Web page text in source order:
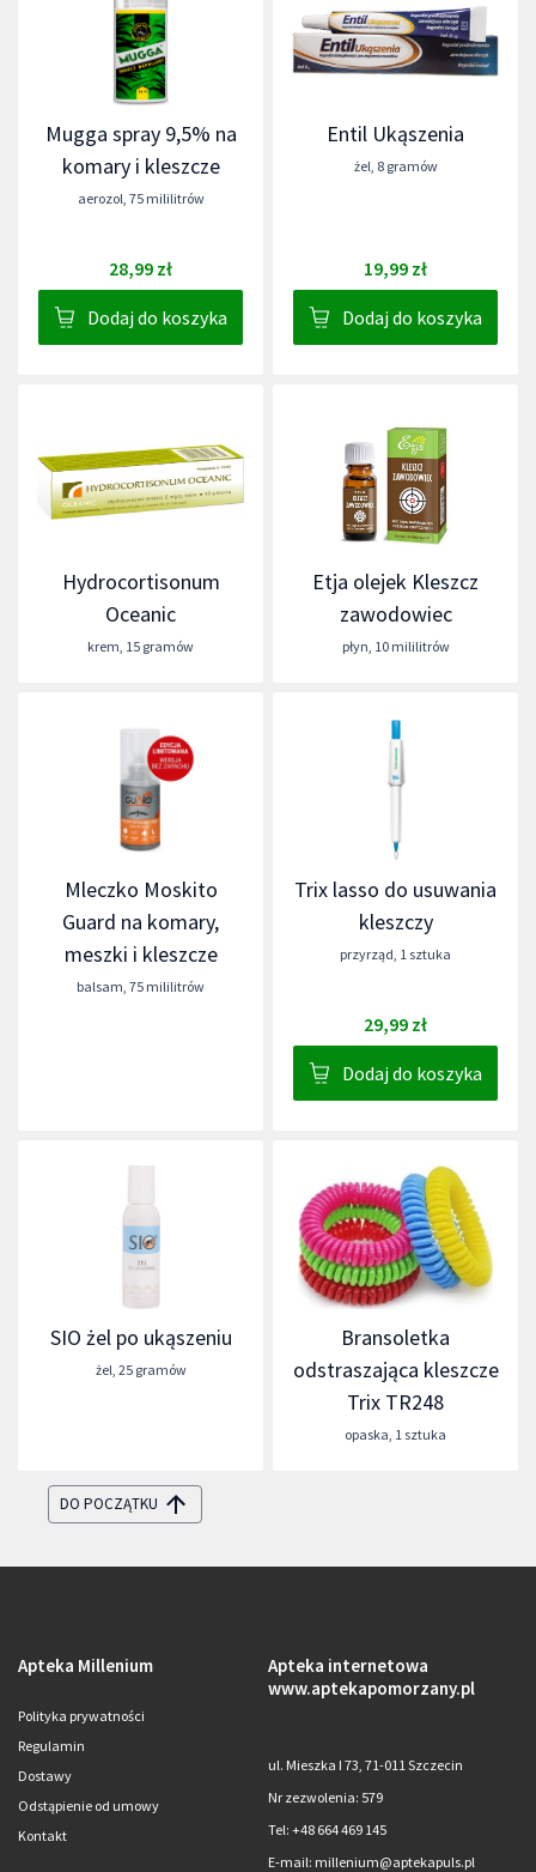
Mugga spray 9,5% na
komary i kleszcze
aerozol, 75 mililitrów
28,99 zł
Dodaj do koszyka
Entil Ukąszenia
żel, 8 gramów
19,99 zł
Dodaj do koszyka
Hydrocortisonum
Oceanic
krem, 15 gramów
Etja olejek Kleszcz
zawodowiec
płyn, 10 mililitrów
Mleczko Moskito
Guard na komary,
meszki i kleszcze
balsam, 75 mililitrów
Trix lasso do usuwania
kleszczy
przyrząd, 1 sztuka
29,99 zł
Dodaj do koszyka
SIO żel po ukąszeniu
żel, 25 gramów
Bransoletka
odstraszająca kleszcze
Trix TR248
opaska, 1 sztuka
DO POCZĄTKU
Apteka Millenium
Polityka prywatności
Regulamin
Dostawy
Odstąpienie od umowy
Kontakt
Apteka internetowa
www.aptekapomorzany.pl
ul. Mieszka I 73, 71-011 Szczecin
Nr zezwolenia: 579
Tel: +48 664 469 145
E-mail: millenium@aptekapuls.pl